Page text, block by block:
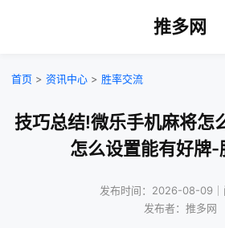
推多网
首页 > 资讯中心 > 胜率交流
技巧总结!微乐手机麻将怎
怎么设置能有好牌-
发布时间：2026-08-09｜
发布者：推多网